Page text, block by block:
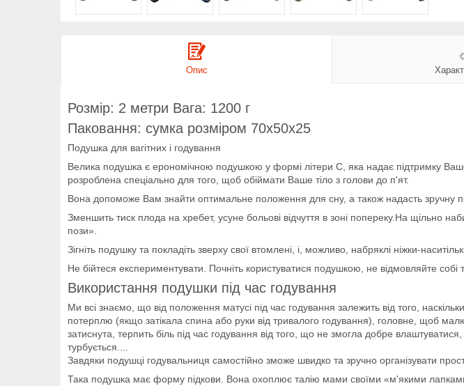
Опис
Розмір: 2 метри Вага: 1200 г
Паковання: сумка розміром 70x50x25
Подушка для вагітних і годування
Велика подушка є ерономічною подушкою у формі літери С, яка надає підтримку
розроблена спеціально для того, щоб обіймати Ваше тіло з голови до п'ят.
Вона допоможе Вам знайти оптимальне положення для сну, а також надасть зручну
Зменшить тиск плода на хребет, усуне больові відчуття в зоні попереку.На щільно
пози».
Зігніть подушку та покладіть зверху свої втомлені, і, можливо, набряклі ніжки-
Не бійтеся експериментувати. Почніть користуватися подушкою, не відмовляйте собі
Використання подушки під час годування
Ми всі знаємо, що від положення матусі під час годування залежить від того,
потерплю (якщо затікала спина або руки від тривалого годування), головне,
затиснута, терпить біль під час годування від того, що не змогла добре
турбується....
Завдяки подушці годувальниця самостійно зможе швидко та зручно організувати
Така подушка має форму підкови. Вона охоплює талію мами своїми «м'якими